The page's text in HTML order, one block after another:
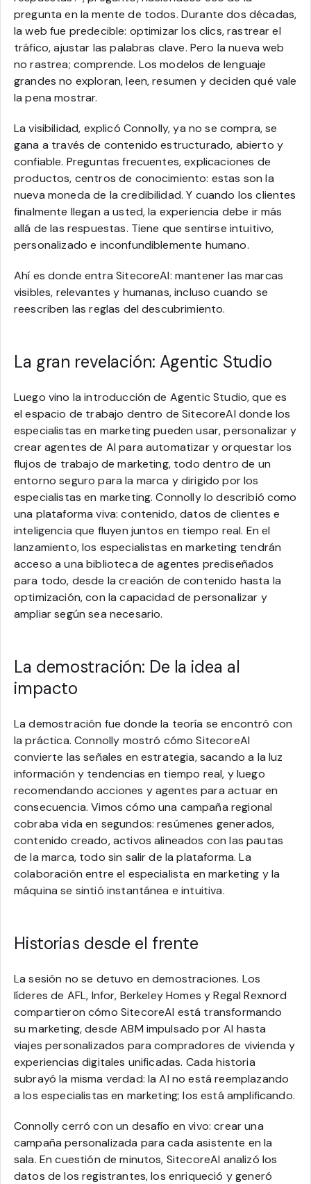
pregunta en la mente de todos. Durante dos décadas,
la web fue predecible: optimizar los clics, rastrear el
tráfico, ajustar las palabras clave. Pero la nueva web
no rastrea; comprende. Los modelos de lenguaje
grandes no exploran, leen, resumen y deciden qué vale
la pena mostrar.
La visibilidad, explicó Connolly, ya no se compra, se
gana a través de contenido estructurado, abierto y
confiable. Preguntas frecuentes, explicaciones de
productos, centros de conocimiento: estas son la
nueva moneda de la credibilidad. Y cuando los clientes
finalmente llegan a usted, la experiencia debe ir más
allá de las respuestas. Tiene que sentirse intuitivo,
personalizado e inconfundiblemente humano.
Ahí es donde entra SitecoreAI: mantener las marcas
visibles, relevantes y humanas, incluso cuando se
reescriben las reglas del descubrimiento.
La gran revelación: Agentic Studio
Luego vino la introducción de Agentic Studio, que es
el espacio de trabajo dentro de SitecoreAI donde los
especialistas en marketing pueden usar, personalizar y
crear agentes de AI para automatizar y orquestar los
flujos de trabajo de marketing, todo dentro de un
entorno seguro para la marca y dirigido por los
especialistas en marketing. Connolly lo describió como
una plataforma viva: contenido, datos de clientes e
inteligencia que fluyen juntos en tiempo real. En el
lanzamiento, los especialistas en marketing tendrán
acceso a una biblioteca de agentes prediseñados
para todo, desde la creación de contenido hasta la
optimización, con la capacidad de personalizar y
ampliar según sea necesario.
La demostración: De la idea al
impacto
La demostración fue donde la teoría se encontró con
la práctica. Connolly mostró cómo SitecoreAI
convierte las señales en estrategia, sacando a la luz
información y tendencias en tiempo real, y luego
recomendando acciones y agentes para actuar en
consecuencia. Vimos cómo una campaña regional
cobraba vida en segundos: resúmenes generados,
contenido creado, activos alineados con las pautas
de la marca, todo sin salir de la plataforma. La
colaboración entre el especialista en marketing y la
máquina se sintió instantánea e intuitiva.
Historias desde el frente
La sesión no se detuvo en demostraciones. Los
líderes de AFL, Infor, Berkeley Homes y Regal Rexnord
compartieron cómo SitecoreAI está transformando
su marketing, desde ABM impulsado por AI hasta
viajes personalizados para compradores de vivienda y
experiencias digitales unificadas. Cada historia
subrayó la misma verdad: la AI no está reemplazando
a los especialistas en marketing; los está amplificando.
Connolly cerró con un desafío en vivo: crear una
campaña personalizada para cada asistente en la
sala. En cuestión de minutos, SitecoreAI analizó los
datos de los registrantes, los enriqueció y generó